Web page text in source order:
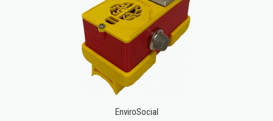
EnviroSocial